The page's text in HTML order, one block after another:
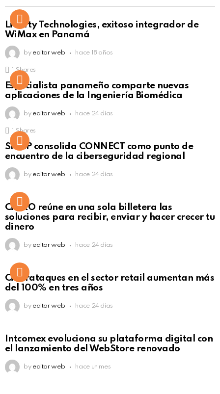
Liberty Technologies, exitoso integrador de
WiMax en Panamá
by editor web hace 18 años
Click to view this post
Shares
Especialista panameño comparte nuevas
aplicaciones de la Ingeniería Biomédica
by editor web hace 24 días
Click to view this post
Shares
SISAP consolida CONNECT como punto de
encuentro de la ciberseguridad regional
by editor web hace 24 días
Not Safe For Work
Click to view this post
CiNKO reúne en una sola billetera las
soluciones para recibir, enviar y hacer crecer tu
dinero
by editor web hace 24 días
Ciberataques en el sector retail aumentan más
del 100% en tres años
by editor web hace 24 días
Intcomex evoluciona su plataforma digital con
el lanzamiento del WebStore renovado
by editor web hace un mes